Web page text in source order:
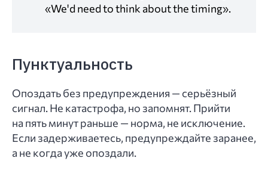
«We'd need to think about the timing».
Пунктуальность
Опоздать без предупреждения — серьёзный
сигнал. Не катастрофа, но запомнят. Прийти
на пять минут раньше — норма, не исключение.
Если задерживаетесь, предупреждайте заранее,
а не когда уже опоздали.